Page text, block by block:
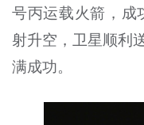
号丙运载火箭，成
射升空，卫星顺利
满成功。